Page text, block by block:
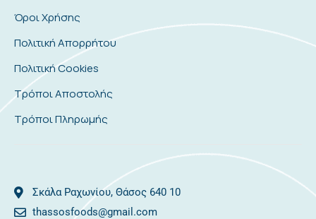
Όροι Χρήσης
Πολιτική Απορρήτου
Πολιτική Cookies
Τρόποι Αποστολής
Τρόποι Πληρωμής
Σκάλα Ραχωνίου, Θάσος 640 10
thassosfoods@gmail.com